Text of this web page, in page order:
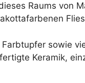
Raums von
sowie
Keramik,